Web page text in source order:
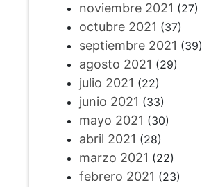
noviembre 2021 (27)
octubre 2021 (37)
septiembre 2021 (39)
agosto 2021 (29)
julio 2021 (22)
junio 2021 (33)
mayo 2021 (30)
abril 2021 (28)
marzo 2021 (22)
febrero 2021 (23)